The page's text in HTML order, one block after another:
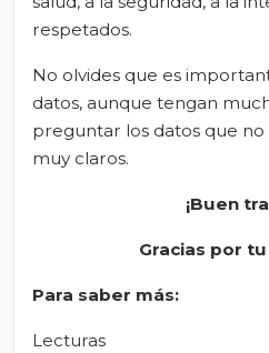
respetados.
No olvides que es
datos, aunque tengan
preguntar los datos que no
muy claros.
¡Buen
Gracias por
Para saber más:
Lecturas